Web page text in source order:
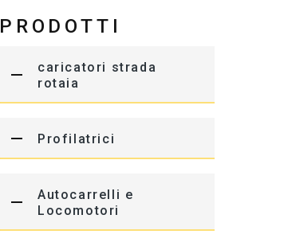
PRODOTTI
caricatori strada
rotaia
Profilatrici
Autocarrelli e
Locomotori